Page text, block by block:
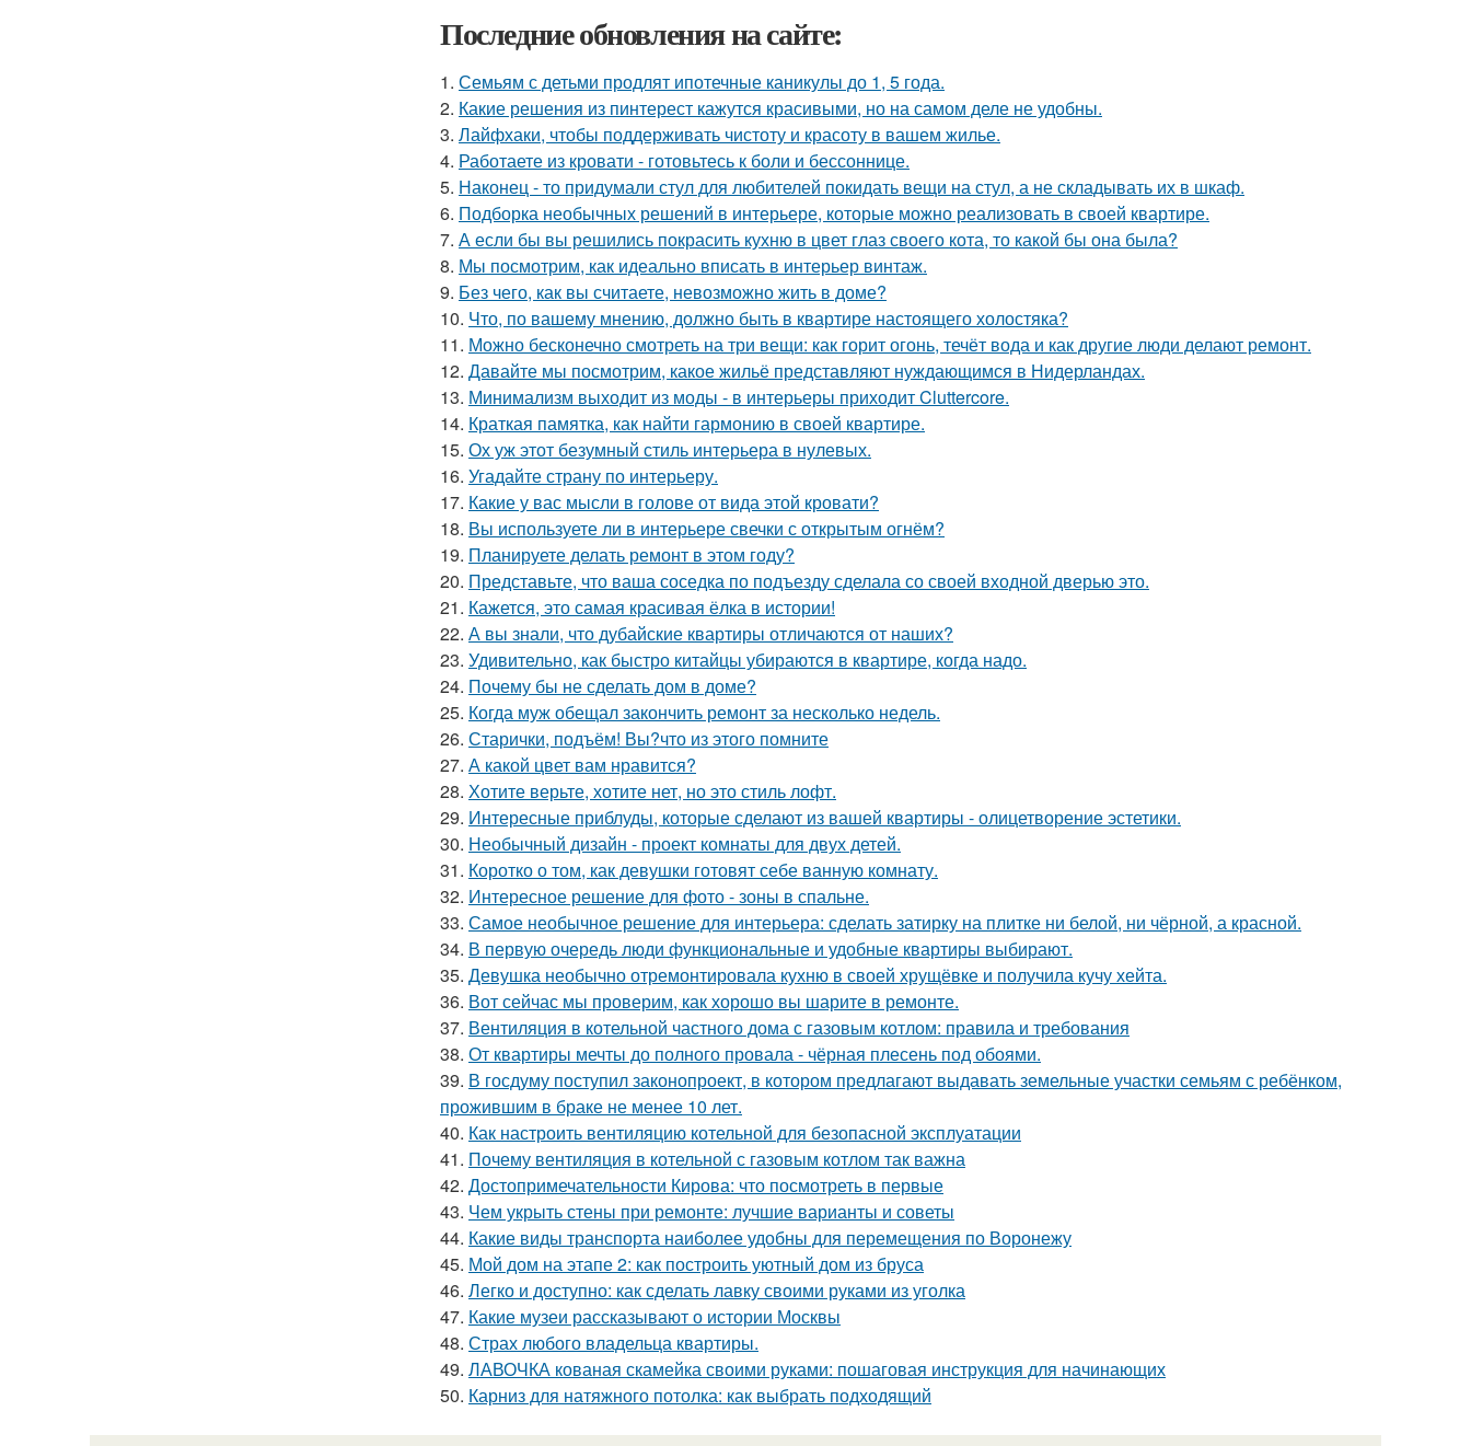
Последние обновления на сайте:
1. Семьям с детьми продлят ипотечные каникулы до 1, 5 года.
2. Какие решения из пинтерест кажутся красивыми, но на самом деле не удобны.
3. Лайфхаки, чтобы поддерживать чистоту и красоту в вашем жилье.
4. Работаете из кровати - готовьтесь к боли и бессоннице.
5. Наконец - то придумали стул для любителей покидать вещи на стул, а не складывать их в шкаф.
6. Подборка необычных решений в интерьере, которые можно реализовать в своей квартире.
7. А если бы вы решились покрасить кухню в цвет глаз своего кота, то какой бы она была?
8. Мы посмотрим, как идеально вписать в интерьер винтаж.
9. Без чего, как вы считаете, невозможно жить в доме?
10. Что, по вашему мнению, должно быть в квартире настоящего холостяка?
11. Можно бесконечно смотреть на три вещи: как горит огонь, течёт вода и как другие люди делают ремонт.
12. Давайте мы посмотрим, какое жильё представляют нуждающимся в Нидерландах.
13. Минимализм выходит из моды - в интерьеры приходит Cluttercore.
14. Краткая памятка, как найти гармонию в своей квартире.
15. Ох уж этот безумный стиль интерьера в нулевых.
16. Угадайте страну по интерьеру.
17. Какие у вас мысли в голове от вида этой кровати?
18. Вы используете ли в интерьере свечки с открытым огнём?
19. Планируете делать ремонт в этом году?
20. Представьте, что ваша соседка по подъезду сделала со своей входной дверью это.
21. Кажется, это самая красивая ёлка в истории!
22. А вы знали, что дубайские квартиры отличаются от наших?
23. Удивительно, как быстро китайцы убираются в квартире, когда надо.
24. Почему бы не сделать дом в доме?
25. Когда муж обещал закончить ремонт за несколько недель.
26. Старички, подъём! Вы?что из этого помните
27. А какой цвет вам нравится?
28. Хотите верьте, хотите нет, но это стиль лофт.
29. Интересные приблуды, которые сделают из вашей квартиры - олицетворение эстетики.
30. Необычный дизайн - проект комнаты для двух детей.
31. Коротко о том, как девушки готовят себе ванную комнату.
32. Интересное решение для фото - зоны в спальне.
33. Самое необычное решение для интерьера: сделать затирку на плитке ни белой, ни чёрной, а красной.
34. В первую очередь люди функциональные и удобные квартиры выбирают.
35. Девушка необычно отремонтировала кухню в своей хрущёвке и получила кучу хейта.
36. Вот сейчас мы проверим, как хорошо вы шарите в ремонте.
37. Вентиляция в котельной частного дома с газовым котлом: правила и требования
38. От квартиры мечты до полного провала - чёрная плесень под обоями.
39. В госдуму поступил законопроект, в котором предлагают выдавать земельные участки семьям с ребёнком,
прожившим в браке не менее 10 лет.
40. Как настроить вентиляцию котельной для безопасной эксплуатации
41. Почему вентиляция в котельной с газовым котлом так важна
42. Достопримечательности Кирова: что посмотреть в первые
43. Чем укрыть стены при ремонте: лучшие варианты и советы
44. Какие виды транспорта наиболее удобны для перемещения по Воронежу
45. Мой дом на этапе 2: как построить уютный дом из бруса
46. Легко и доступно: как сделать лавку своими руками из уголка
47. Какие музеи рассказывают о истории Москвы
48. Страх любого владельца квартиры.
49. ЛАВОЧКА кованая скамейка своими руками: пошаговая инструкция для начинающих
50. Карниз для натяжного потолка: как выбрать подходящий